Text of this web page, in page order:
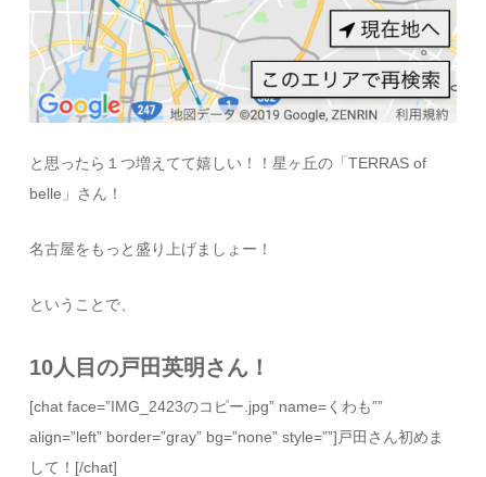
と思ったら１つ増えてて嬉しい！！星ヶ丘の「TERRAS of
belle」さん！
名古屋をもっと盛り上げましょー！
ということで、
10人目の戸田英明さん！
[chat face=”IMG_2423のコピー.jpg” name=くわも””
align=”left” border=”gray” bg=”none” style=””]戸田さん初めま
して！[/chat]